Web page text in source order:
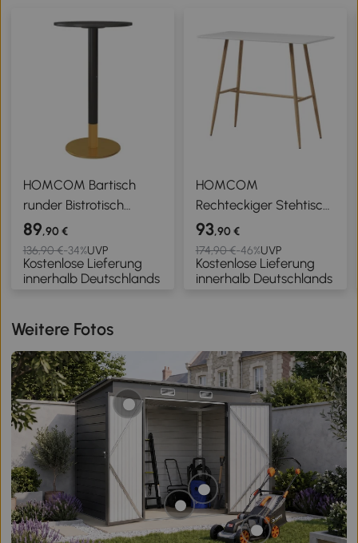
HOMCOM Bartisch
runder Bistrotisch
Küchentisch modernes
Design Stahlgestell 60L
x 60B x 102H cm
schwarz
89,90 €
136,90 €-34%UVP
Kostenlose Lieferung
innerhalb Deutschlands
HOMCOM
Rechteckiger Stehtisch
für 4 Personen mit
Stahlbeinen in
Holzoptik, einfach zu
montieren, 120 x 60 x 98
93,90 €
174,90 €-46%UVP
Kostenlose Lieferung
innerhalb Deutschlands
Weitere Fotos